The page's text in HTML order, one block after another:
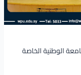
الوطنية الخاصة